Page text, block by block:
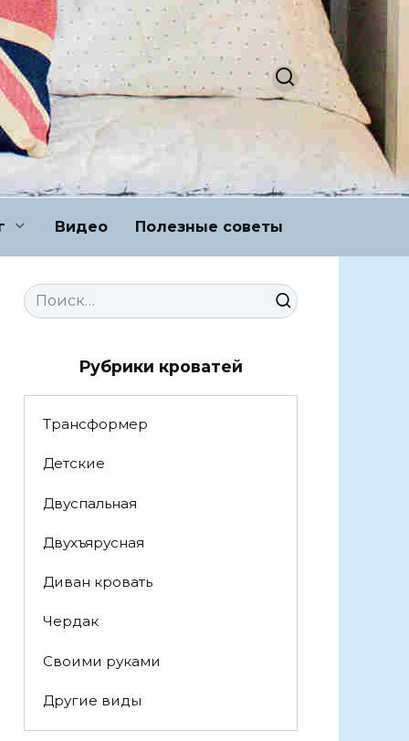
Видео Полезные советы
Search
for:
Рубрики кроватей
Трансформер
Детские
Двуспальная
Двухъярусная
Диван кровать
Чердак
Своими руками
Другие виды